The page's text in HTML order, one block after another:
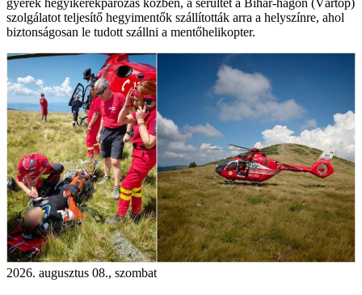
gyerek hegyikerékpározás közben, a sérültet a Bihar-hágón (Vârtop)
szolgálatot teljesítő hegyimentők szállították arra a helyszínre, ahol
biztonságosan le tudott szállni a mentőhelikopter.
2026. augusztus 08., szombat